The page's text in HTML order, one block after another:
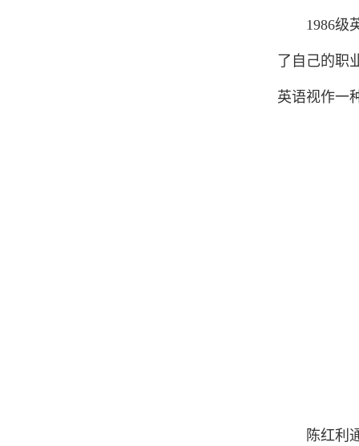
1986级
了自己的职
英语视作一
陈红利